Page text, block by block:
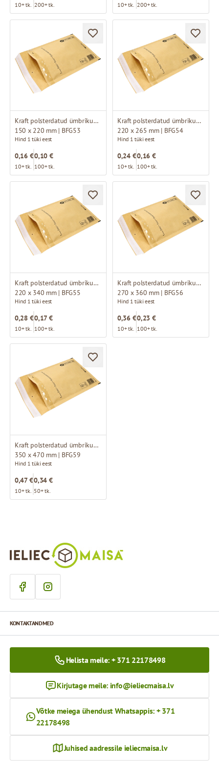
10+ tk. 200+ tk. 10+ tk. 200+ tk.
Kraft polsterdatud ümbrikud C13
150 x 220 mm | BFG53
Hind 1 tüki eest
0,16 €
10+ tk.
0,10 €
100+ tk.
Kraft polsterdatud ümbrikud E15
220 x 265 mm | BFG54
Hind 1 tüki eest
0,24 €
10+ tk.
0,16 €
100+ tk.
Kraft polsterdatud ümbrikud F16
220 x 340 mm | BFG55
Hind 1 tüki eest
0,28 €
10+ tk.
0,17 €
100+ tk.
Kraft polsterdatud ümbrikud H18
270 x 360 mm | BFG56
Hind 1 tüki eest
0,36 €
10+ tk.
0,23 €
100+ tk.
Kraft polsterdatud ümbrikud K20
350 x 470 mm | BFG59
Hind 1 tüki eest
0,47 €
10+ tk.
0,34 €
50+ tk.
KONTAKTANDMED
Helista meile: + 371 22178498
Kirjutage meile: info@ieliecmaisa.lv
Võtke meiega ühendust Whatsappis: + 371
22178498
Juhised aadressile ieliecmaisa.lv